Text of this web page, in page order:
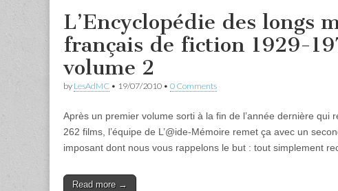
L’Encyclopédie des longs
français de fiction 1929-
volume 2
by LesAdMC • 19/07/2010 • 0 Comments
Après un premier volume sorti à la fin de l’année dernière qui
262 films, l’équipe de L’@ide-Mémoire remet ça avec un
imposant dont nous vous rappelons le but : tout simplement
Read more →